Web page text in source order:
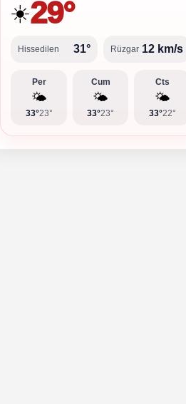
☀️29°
Hissedilen 31° Rüzgar 12 km/s
Per
🌤️
33°23°
Cum
🌤️
33°23°
Cts
🌤️
33°22°